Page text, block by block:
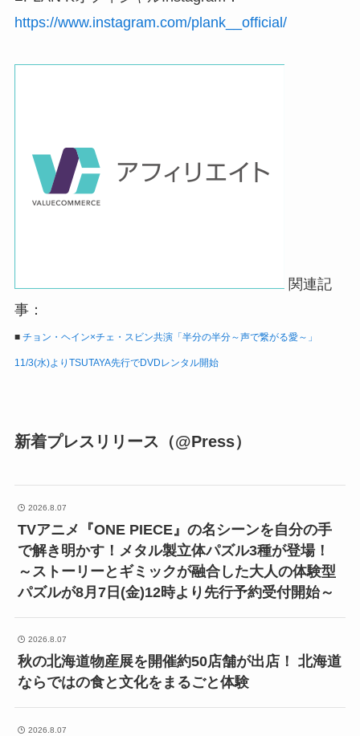
https://www.instagram.com/plank__official/
関連記
事：
■ チョン・ヘイン×チェ・スビン共演「半分の半分～声で繋がる愛～」
11/3(水)よりTSUTAYA先行でDVDレンタル開始
新着プレスリリース（@Press）
2026.8.07
TVアニメ『ONE PIECE』の名シーンを自分の手
で解き明かす！メタル製立体パズル3種が登場！
～ストーリーとギミックが融合した大人の体験型
パズルが8月7日(金)12時より先行予約受付開始～
2026.8.07
秋の北海道物産展を開催約50店舗が出店！ 北海道
ならではの食と文化をまるごと体験
2026.8.07